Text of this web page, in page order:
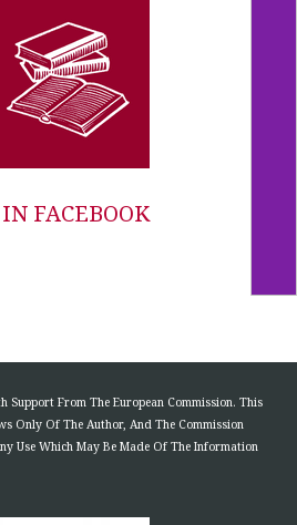
FACEBOOK
Support From The European Commission. This
Only Of The Author, And The Commission
Use Which May Be Made Of The Information